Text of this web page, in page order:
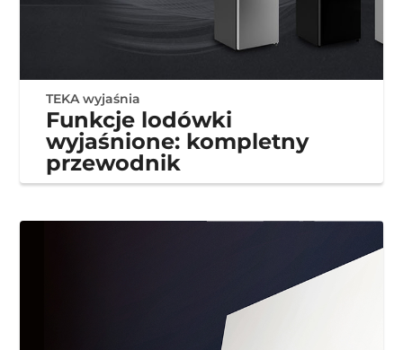
TEKA wyjaśnia
Funkcje lodówki
wyjaśnione: kompletny
przewodnik